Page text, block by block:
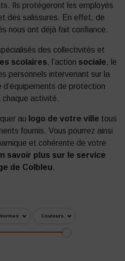
Ils protégeront les employés
des salissures. En effet, de
nous ont déjà fait confiance.
des collectivités et
scolaires, l’action sociale, le
personnels intervenant sur la
d’équipements de protection
chaque activité.
au logo de votre ville tous
fournis. Vous pourrez ainsi
et cohérente de votre
savoir plus sur le service
de Colbleu.
Normes Couleurs